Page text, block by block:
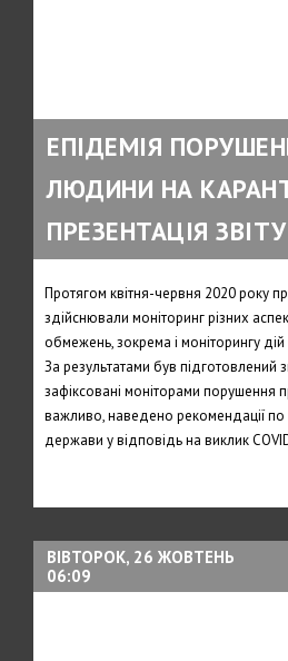
ЕПІДЕМІЯ
ЛЮДИНИ НА
ПРЕЗЕНТАЦІЯ ЗВІТУ
Протягом квітня-червня 2020 року
здійснювали моніторинг різних
обмежень, зокрема і моніторингу дій
За результатами був підготовлений
зафіксовані моніторами порушення
важливо, наведено рекомендації
держави у відповідь на виклик
ВІВТОРОК, 26 ЖОВТЕНЬ
06:09